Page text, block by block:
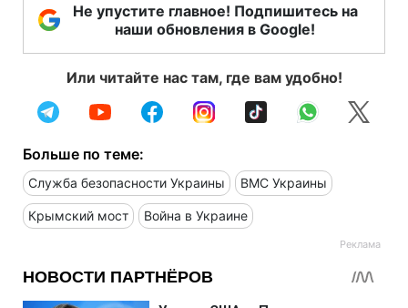
Не упустите главное! Подпишитесь на
наши обновления в Google!
Или читайте нас там, где вам удобно!
Больше по теме:
Служба безопасности Украины ВМС Украины
Крымский мост Война в Украине